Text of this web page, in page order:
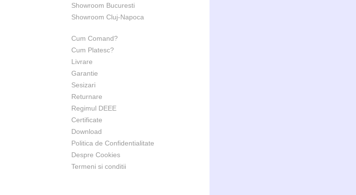
Showroom Bucuresti
Showroom Cluj-Napoca
Cum Comand?
Cum Platesc?
Livrare
Garantie
Sesizari
Returnare
Regimul DEEE
Certificate
Download
Politica de Confidentialitate
Despre Cookies
Termeni si conditii